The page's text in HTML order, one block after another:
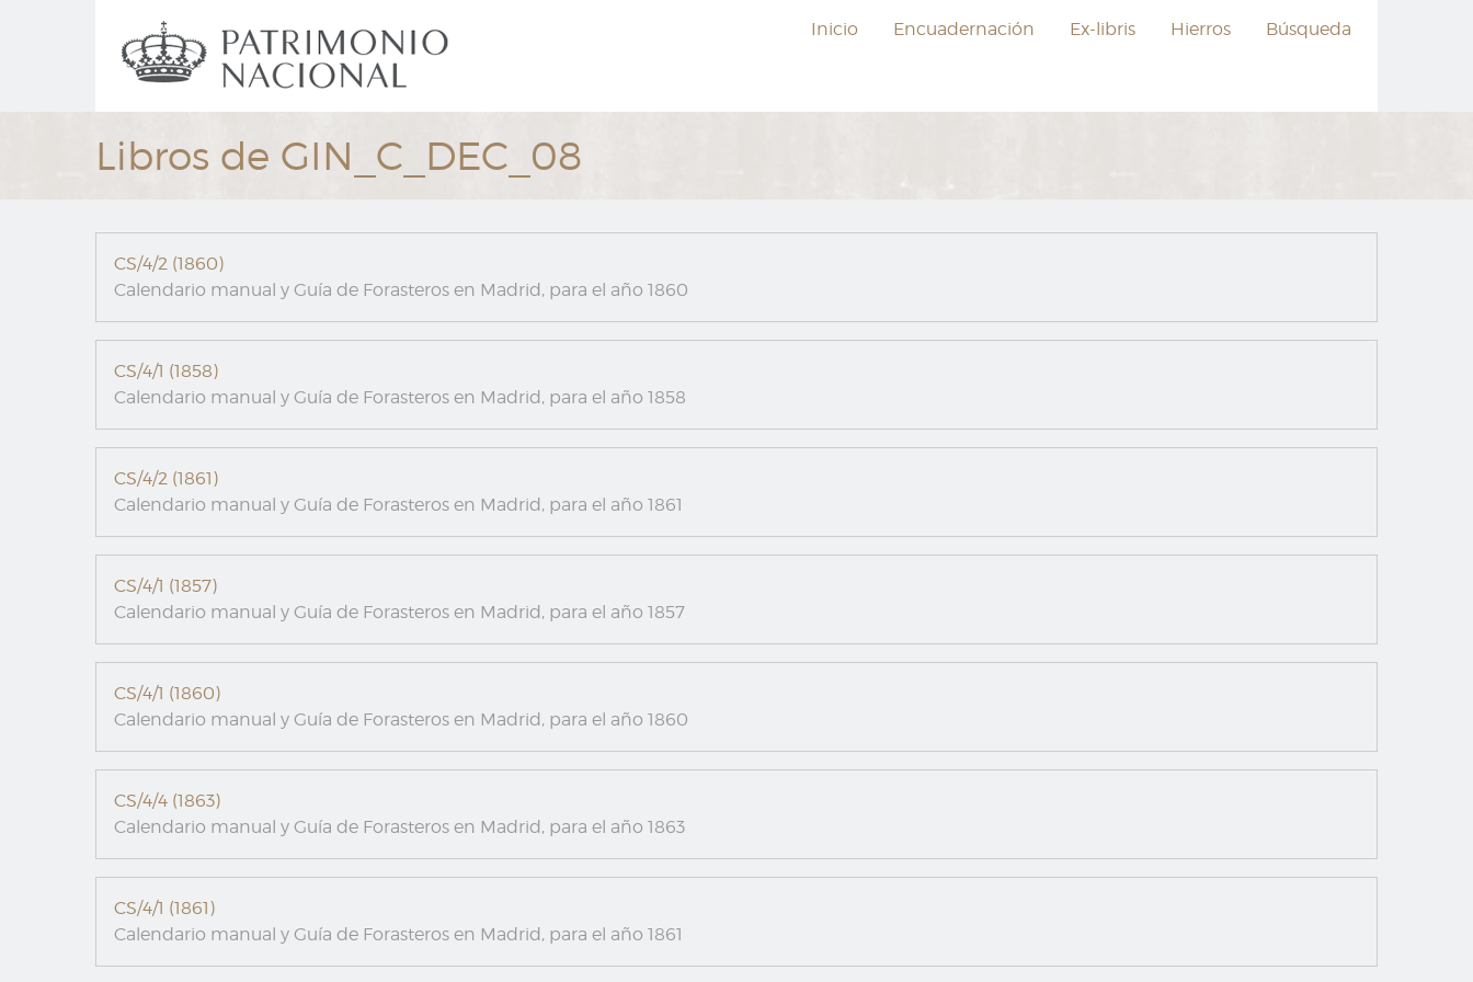
Navegación
principal
Inicio Encuadernación Ex-libris Hierros Búsqueda
Libros de GIN_C_DEC_08
CS/4/2 (1860)
Calendario manual y Guía de Forasteros en Madrid, para el año 1860
CS/4/1 (1858)
Calendario manual y Guía de Forasteros en Madrid, para el año 1858
CS/4/2 (1861)
Calendario manual y Guía de Forasteros en Madrid, para el año 1861
CS/4/1 (1857)
Calendario manual y Guía de Forasteros en Madrid, para el año 1857
CS/4/1 (1860)
Calendario manual y Guía de Forasteros en Madrid, para el año 1860
CS/4/4 (1863)
Calendario manual y Guía de Forasteros en Madrid, para el año 1863
CS/4/1 (1861)
Calendario manual y Guía de Forasteros en Madrid, para el año 1861